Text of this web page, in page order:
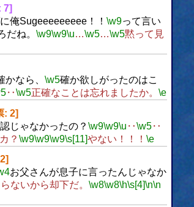
7]
俺Sugeeeeeeeee！！ \w9って言い
だね。 \w9\w9\u…\w5…\w5黙って見
なら、 \w5確か欲しがったのはこ
‥\w5正確なことは忘れましたか。 \e
: 2]
じゃなかったの？ \w9\w9\u ‥\w5‥
？ \w9\w9\w9\s[11]やない！！！ \e
お父さんが息子に言ったんじゃなか
ないから却下だ。 \w8\w8\h\s[4]\n\n